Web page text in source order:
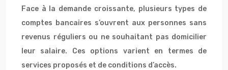
Face à la demande croissante, plusieurs types de
comptes bancaires s’ouvrent aux personnes sans
revenus réguliers ou ne souhaitant pas domicilier
leur salaire. Ces options varient en termes de
services proposés et de conditions d’accès.